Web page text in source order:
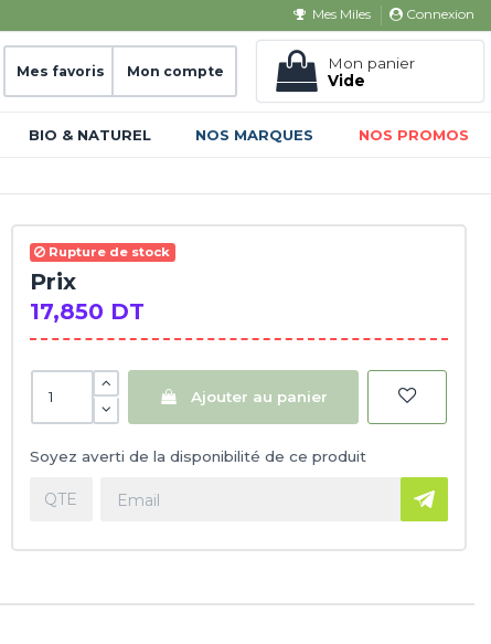
Mes Miles Connexion
Mes favoris Mon compte
Mon panier
Vide
BIO & NATUREL NOS MARQUES NOS PROMOS
Rupture de stock
Prix
17,850 DT
Ajouter au panier
Soyez averti de la disponibilité de ce produit